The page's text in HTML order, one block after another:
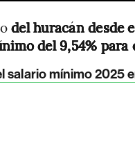
del huracán desde
del 9,54% para
salario mínimo 2025